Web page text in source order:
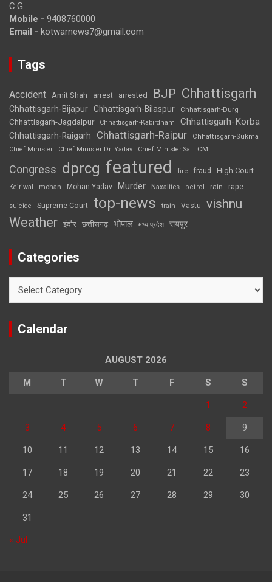
C.G.
Mobile - 9408760000
Email - kotwarnews7@gmail.com
Tags
Accident Amit Shah arrest arrested BJP Chhattisgarh
Chhattisgarh-Bijapur Chhattisgarh-Bilaspur Chhattisgarh-Durg
Chhattisgarh-Jagdalpur Chhattisgarh-Kabirdham Chhattisgarh-Korba
Chhattisgarh-Raigarh Chhattisgarh-Raipur
Chhattisgarh-Sukma
Chief Minister
Chief Minister Dr. Yadav Chief Minister Sai CM
Congress dprcg featured fire fraud High Court
Kejriwal mohan Mohan Yadav Murder Naxalites petrol rain rape
suicide Supreme Court top-news train Vastu vishnu
Weather इंदौर छत्तीसगढ़ भोपाल मध्य प्रदेश रायपुर
Categories
Calendar
AUGUST 2026
M T W T F S S
1 2
3 4 5 6 7 8 9
10 11 12 13 14 15 16
17 18 19 20 21 22 23
24 25 26 27 28 29 30
31
« Jul